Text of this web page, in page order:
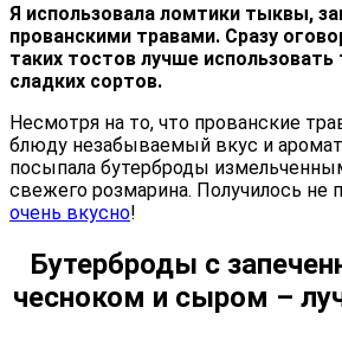
Я использовала ломтики тыквы,
прованскими травами. Сразу
таких тостов лучше использовать
сладких сортов.
Несмотря на то, что прованские
блюду незабываемый вкус и
посыпала бутерброды
свежего розмарина. Получилось не
очень вкусно!
Бутерброды с
чесноком и сыром –